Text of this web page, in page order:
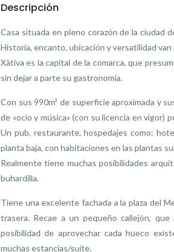
Descripción
Casa situada en pleno corazón de la ciudad
Historia, encanto, ubicación y versatilidad van
Xàtiva es la capital de la comarca, que
sin dejar a parte su gastronomía.
Con sus 990m² de superficie aproximada y
de «ocio y música» (con su licencia en vigor)
Un pub, restaurante, hospedajes como:
planta baja, con habitaciones en las plantas
Realmente tiene muchas posibilidades
buhardilla.
Tiene una excelente fachada a la plaza del
trasera. Recae a un pequeño callejón,
posibilidad de aprovechar cada hueco
muchas estancias/suite.